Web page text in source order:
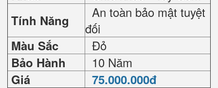
Tính Năng
An toàn bảo mật tuyệt
đối
Màu Sắc Đỏ
Bảo Hành 10 Năm
Giá 75.000.000đ